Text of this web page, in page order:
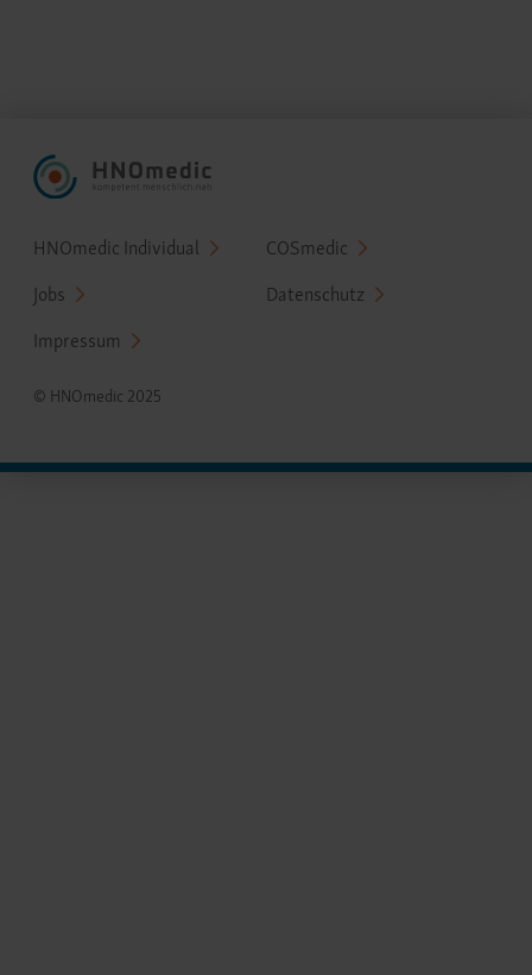
© HNOmedic 2025
Fußzeilenmenü
HNOmedic Individual
COSmedic
Jobs
Datenschutz
Impressum